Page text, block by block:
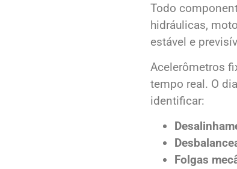
Todo
hidráulicas,
estável e
Acelerômetros
tempo real. O
identificar:
Folgas